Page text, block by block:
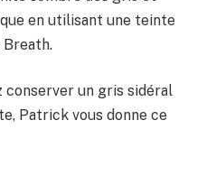
en utilisant une teinte
Breath.
conserver un gris sidéral
Patrick vous donne ce